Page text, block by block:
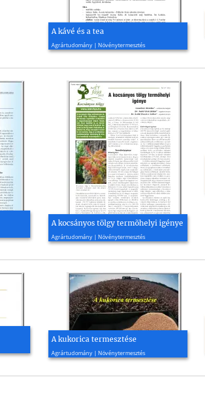
A kávé és a tea
Agrártudomány | Növénytermesztés
2001, 2 oldal
A kocsányos tölgy termõhelyi igénye
Agrártudomány | Növénytermesztés
2015, 4 oldal
A kukorica termesztése
Agrártudomány | Növénytermesztés
2007, 50 oldal